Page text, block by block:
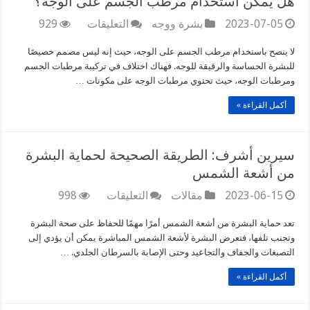
2023-07-05 بشرة ووجه التعليقات على
يمكن
استخدام
929
لا ينصح باستخدام مرطب الجسم على الوجه، حيث إنه ليس مصمم خصيصًا
للبشرة الحساسة والرقيقة للوجه. فهناك اختلاف في تركيبة مرطبات الجسم
ومرطبات الوجه، حيث تحتوي مرطبات الوجه على مكونات …
أكمل القراءة »
سيرين أشرف: الطريقة الصحيحة لحماية البشرة
من أشعة الشمس
2023-06-15 مقالات التعليقات على
أشرف:
الطريقة
الصحيحة
لحماية
998
تعد حماية البشرة من أشعة الشمس أمرًا مهمًا للحفاظ على صحة البشرة
وتجنب تلفها، فتعرض البشرة لأشعة الشمس المباشرة يمكن أن يؤدي إلى
التصبغات والجفاف والتجاعيد وحتى الإصابة بالسرطان الجلدي. …
أكمل القراءة »